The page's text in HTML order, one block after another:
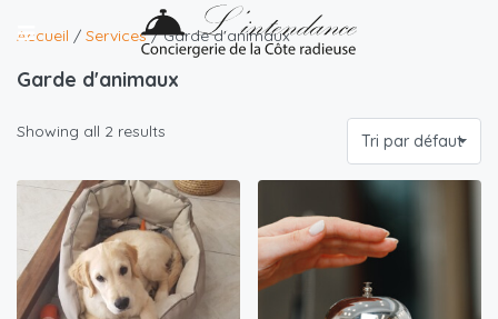
Accueil / Services/ Garde d'animaux
Garde d'animaux
Showing all 2 results Tri par défaut